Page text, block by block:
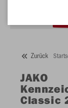
Zurück
JAKO
Classic